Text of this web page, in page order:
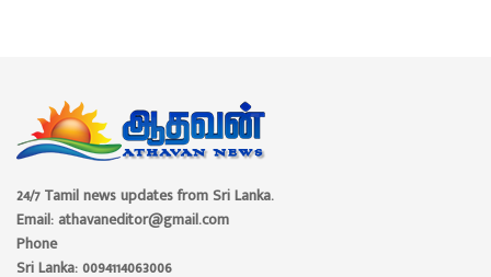
24/7 Tamil news updates from Sri Lanka.
Email: athavaneditor@gmail.com
Phone
Sri Lanka: 0094114063006